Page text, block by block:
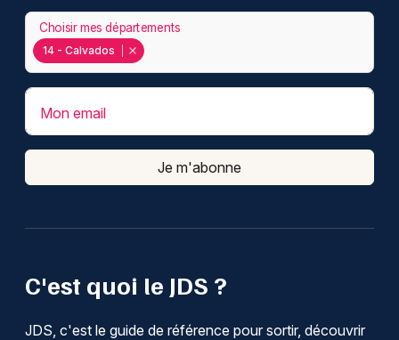
C'est quoi le JDS ?
JDS, c'est le guide de référence pour sortir, découvrir
14 - Calvados
Choisir mes départements
Mon email
Je m'abonne